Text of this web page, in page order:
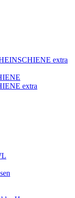
extra
extra